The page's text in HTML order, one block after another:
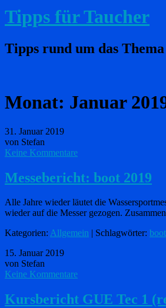
Tipps für Taucher
Tipps rund um das
Monat: Januar
31. Januar 2019
von Stefan
Keine Kommentare
Messebericht: boot 2019
Alle Jahre wieder läutet die
wieder auf die Messer gezogen.
Kategorien: Allgemein | Schlagwörter: boot
15. Januar 2019
von Stefan
Keine Kommentare
Kursbericht GUE Tec 1